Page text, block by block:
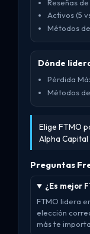
Reseñas
Activos (5
Métodos
Dónde
Pérdida
Métodos
Elige FTMO
Alpha
Preguntas
¿Es mejor
FTMO lidera
elección
más te